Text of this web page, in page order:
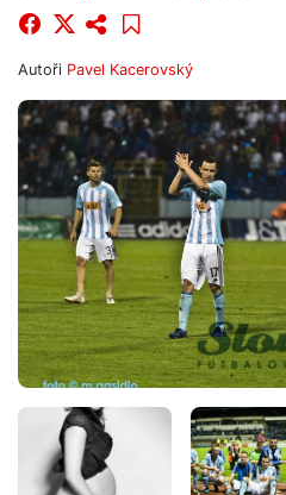
Autoři Pavel Kacerovský